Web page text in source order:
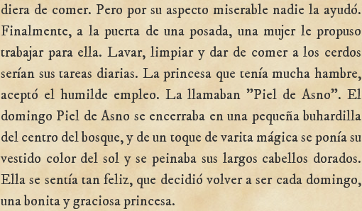
diera de comer. Pero por su aspecto miserable nadie la ayudó.
Finalmente, a la puerta de una posada, una mujer le propuso
trabajar para ella. Lavar, limpiar y dar de comer a los cerdos
serían sus tareas diarias. La princesa que tenía mucha hambre,
aceptó el humilde empleo. La llamaban "Piel de Asno". El
domingo Piel de Asno se encerraba en una pequeña buhardilla
del centro del bosque, y de un toque de varita mágica se ponía su
vestido color del sol y se peinaba sus largos cabellos dorados.
Ella se sentía tan feliz, que decidió volver a ser cada domingo,
una bonita y graciosa princesa.